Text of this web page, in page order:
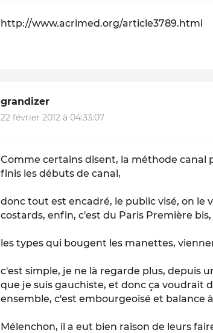
http://www.acrimed.org/article3789.html
grandizer
22 février 2012 à 04:33:07
Comme certains disent, la méthode canal
finis les débuts de canal,
donc tout est encadré, le public visé, on le
costards, enfin, c'est du Paris Première bis,
les types qui bougent les manettes,
c'est simple, je ne là regarde plus, depuis
que je suis gauchiste, et donc ça voudrait
ensemble, c'est embourgeoisé et balance
Mélenchon, il a eut bien raison de leurs